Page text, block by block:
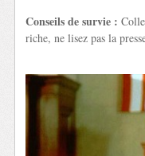
Conseils de survie :
riche, ne lisez pas la